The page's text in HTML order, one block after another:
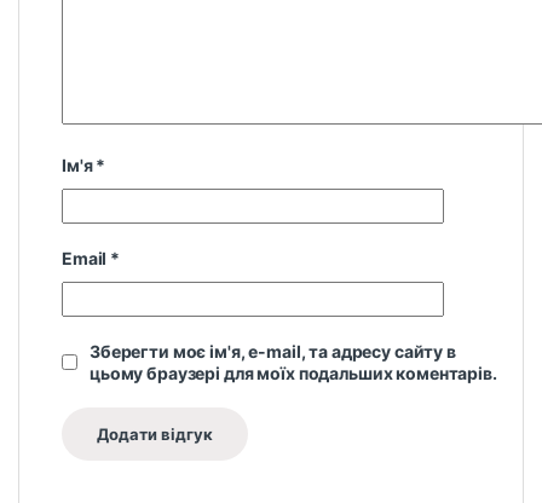
Ім'я*
Email *
Зберегти моє ім'я, e-mail, та адресу сайту в
цьому браузері для моїх подальших коментарів.